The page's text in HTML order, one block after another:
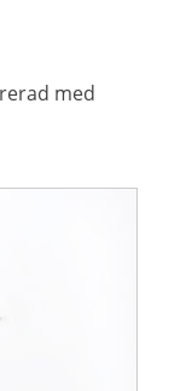
med